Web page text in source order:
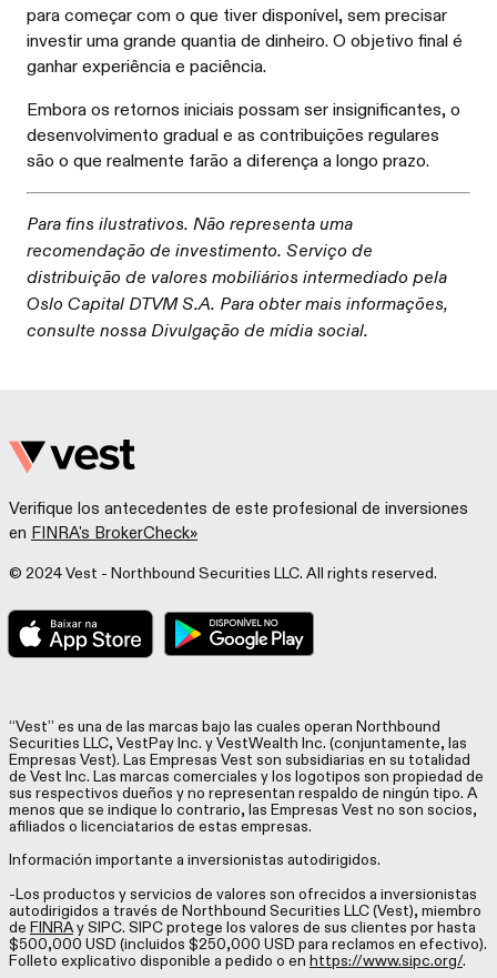
para começar com o que tiver disponível, sem precisar
investir uma grande quantia de dinheiro. O objetivo final é
ganhar experiência e paciência.
Embora os retornos iniciais possam ser insignificantes, o
desenvolvimento gradual e as contribuições regulares
são o que realmente farão a diferença a longo prazo.
Para fins ilustrativos. Não representa uma
recomendação de investimento. Serviço de
distribuição de valores mobiliários intermediado pela
Oslo Capital DTVM S.A. Para obter mais informações,
consulte nossa Divulgação de mídia social.
Verifique los antecedentes de este profesional de inversiones
en FINRA's BrokerCheck»
© 2024 Vest - Northbound Securities LLC. All rights reserved.
“Vest” es una de las marcas bajo las cuales operan Northbound
Securities LLC, VestPay Inc. y VestWealth Inc. (conjuntamente, las
Empresas Vest). Las Empresas Vest son subsidiarias en su totalidad
de Vest Inc. Las marcas comerciales y los logotipos son propiedad de
sus respectivos dueños y no representan respaldo de ningún tipo. A
menos que se indique lo contrario, las Empresas Vest no son socios,
afiliados o licenciatarios de estas empresas.
Información importante a inversionistas autodirigidos.
-Los productos y servicios de valores son ofrecidos a inversionistas
autodirigidos a través de Northbound Securities LLC (Vest), miembro
de FINRAy SIPC. SIPC protege los valores de sus clientes por hasta
$500,000 USD (incluidos $250,000 USD para reclamos en efectivo).
Folleto explicativo disponible a pedido o en https://www.sipc.org/.